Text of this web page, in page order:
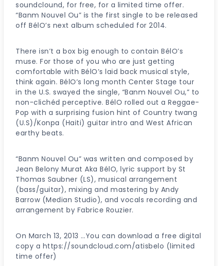
soundclound, for free, for a limited time offer.
“Banm Nouvel Ou” is the first single to be released
off BélO’s next album scheduled for 2014.
There isn’t a box big enough to contain BélO’s
muse. For those of you who are just getting
comfortable with BélO’s laid back musical style,
think again. BélO’s long month Center Stage tour
in the U.S. swayed the single, “Banm Nouvel Ou,” to
non-clichéd perceptive. BélO rolled out a Reggae-
Pop with a surprising fusion hint of Country twang
(U.S)/Konpa (Haiti) guitar intro and West African
earthy beats.
“Banm Nouvel Ou” was written and composed by
Jean Belony Murat Aka BélO, lyric support by St
Thomas Saubner (LS), musical arrangement
(bass/guitar), mixing and mastering by Andy
Barrow (Median Studio), and vocals recording and
arrangement by Fabrice Rouzier.
On March 13, 2013 …You can download a free digital
copy a https://soundcloud.com/atisbelo (limited
time offer)